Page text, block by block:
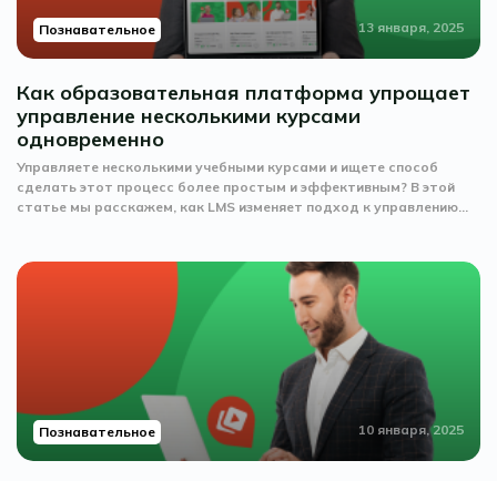
Познавательное 13 января, 2025
Как образовательная платформа упрощает
управление несколькими курсами
одновременно
Управляете несколькими учебными курсами и ищете способ
сделать этот процесс более простым и эффективным? В этой
статье мы расскажем, как LMS изменяет подход к управлению...
Познавательное 10 января, 2025